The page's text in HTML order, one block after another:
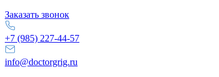
Заказать звонок
+7 (985) 227-44-57
info@doctorgrig.ru